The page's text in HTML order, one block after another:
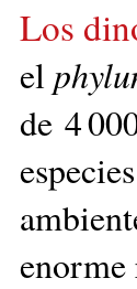
Los
el
de 4